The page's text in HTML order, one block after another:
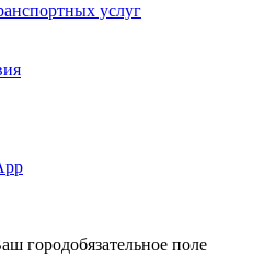
услуг
городобязательное поле